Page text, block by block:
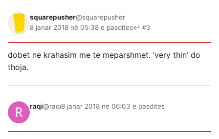
squarepusher@squarepusher
8 janar 2018 në 05:38 e pasdites↩ #3
dobet ne krahasim me te meparshmet. ‘very thin’ do
thoja.
raqi@raqi8 janar 2018 në 06:03 e pasdites